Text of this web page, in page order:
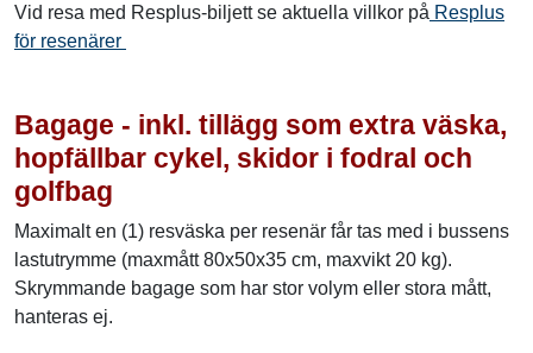
Vid resa med Resplus-biljett se aktuella villkor på Resplus
för resenärer
Bagage - inkl. tillägg som extra väska,
hopfällbar cykel, skidor i fodral och
golfbag
Maximalt en (1) resväska per resenär får tas med i bussens
lastutrymme (maxmått 80x50x35 cm, maxvikt 20 kg).
Skrymmande bagage som har stor volym eller stora mått,
hanteras ej.